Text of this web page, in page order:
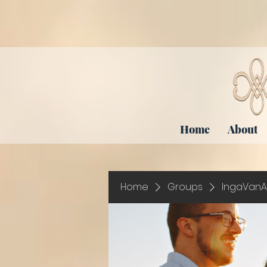
Home About
Home Groups